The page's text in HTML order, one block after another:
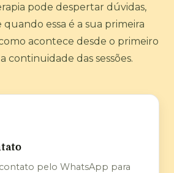
pode despertar dúvidas,
essa é a sua primeira
acontece desde o primeiro
continuidade das sessões.
pelo WhatsApp para